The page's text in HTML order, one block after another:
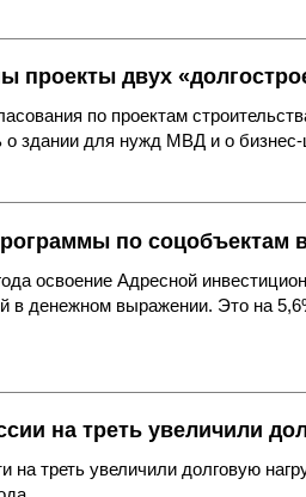
проекты двух
по проектам
о здании для нужд МВД и о
по соцобъектам
освоение Адресной
в денежном выражении. Это на
на треть увеличили
треть увеличили долговую